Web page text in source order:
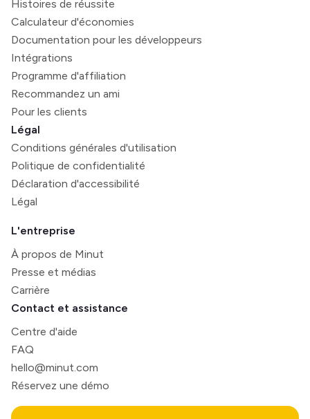
Histoires de réussite
Calculateur d'économies
Documentation pour les développeurs
Intégrations
Programme d'affiliation
Recommandez un ami
Pour les clients
Légal
Conditions générales d'utilisation
Politique de confidentialité
Déclaration d'accessibilité
Légal
L'entreprise
À propos de Minut
Presse et médias
Carrière
Contact et assistance
Centre d'aide
FAQ
hello@minut.com
Réservez une démo